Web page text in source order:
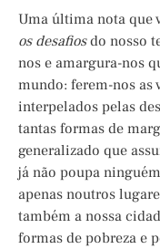
Uma última nota que
os desafiosdo nosso
nos e amargura-nos
mundo: ferem-nos as
interpelados pelas
tantas formas de
generalizado que
já não poupa
apenas noutros
também a nossa
formas de pobreza e